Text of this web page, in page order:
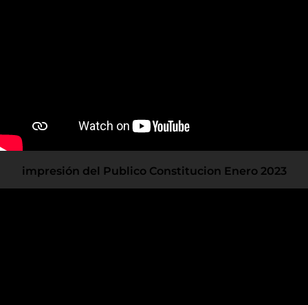
impresión del Publico Constitucion Enero 2023